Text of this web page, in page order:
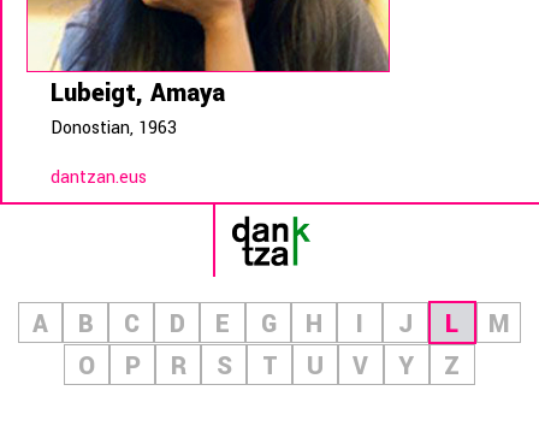
Lubeigt, Amaya
Donostian, 1963
dantzan.eus
A B C D E G H I J L
M
O
P R S T U V Y Z